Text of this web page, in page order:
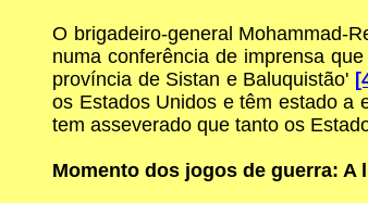
O brigadeiro-general Mohammad-
numa conferência de imprensa
província de Sistan e Baluquistão'
os Estados Unidos e têm estado a
tem asseverado que tanto os
Momento dos jogos de guerra: